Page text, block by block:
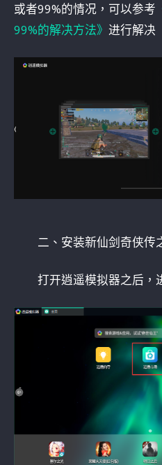
或者99%的情况，可以参考
99%的解决方法》进行解决
二、安装新仙剑奇侠传
打开逍遥模拟器之后，